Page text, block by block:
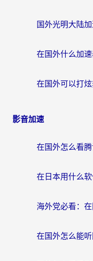
影音加速